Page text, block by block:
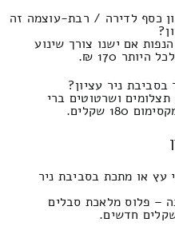
כסף לדירה / רבת-עוצמה זה
אם ישנו צורך שינוע
ניר עציון?
ושרטוטים ברי
או מתכת בסביבת ניר
– פלוס מלאכת סבלים